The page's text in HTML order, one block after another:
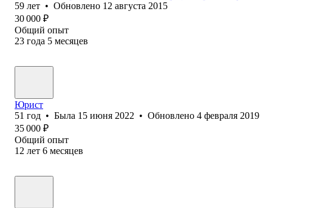
59 лет • Обновлено 12 августа 2015
30 000 ₽
Общий опыт
23 года 5 месяцев
Юрист
51 год • Была 15 июня 2022 • Обновлено 4 февраля 2019
35 000 ₽
Общий опыт
12 лет 6 месяцев